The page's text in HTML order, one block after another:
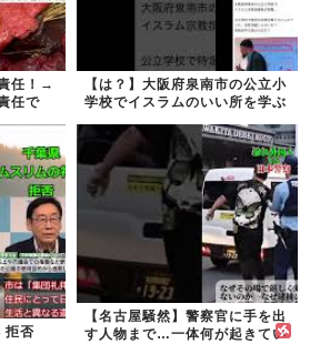
任！→
任で
【は？】大阪府泉南市の公立小
学校でイスラムのいい所を学ぶ
拒否
【名古屋騒然】警察官に手を出
す人物まで…一体何が起きてい